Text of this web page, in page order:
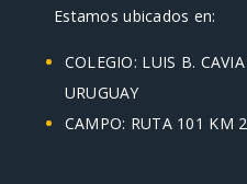
Estamos ubicados en:
COLEGIO: LUIS B.
URUGUAY
CAMPO: RUTA 101 KM